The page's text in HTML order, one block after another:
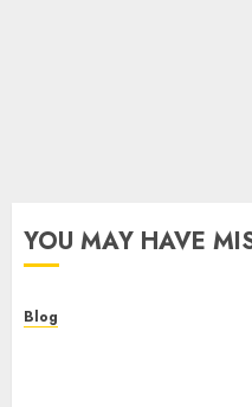
YOU MAY HAVE
Blog